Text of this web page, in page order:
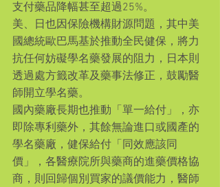
支付藥品降幅甚至超過25%。
美、日也因保險機構財源問題，其中美
國總統歐巴馬基於推動全民健保，將力
抗任何妨礙學名藥發展的阻力，日本則
透過處方籤改革及藥事法修正，鼓勵醫
師開立學名藥。
國內藥廠長期也推動「單一給付」，亦
即除專利藥外，其餘無論進口或國產的
學名藥廠，健保給付「同效應該同
價」，各醫療院所與藥商的進藥價格協
商，則回歸個別買家的議價能力，醫師